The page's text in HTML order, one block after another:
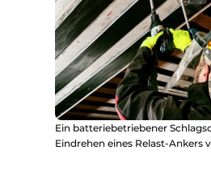
Ein batteriebetriebener
Eindrehen eines Relast-Ankers